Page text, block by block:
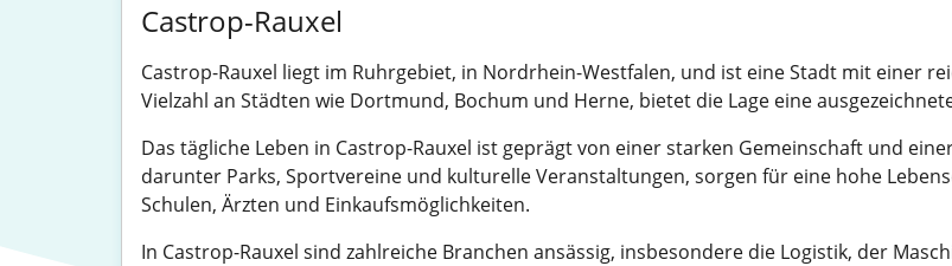
Castrop-Rauxel
Castrop-Rauxel liegt im Ruhrgebiet, in Nordrhein-Westfalen, und ist eine Stadt mit einer
Vielzahl an Städten wie Dortmund, Bochum und Herne, bietet die Lage eine
Das tägliche Leben in Castrop-Rauxel ist geprägt von einer starken Gemeinschaft und
darunter Parks, Sportvereine und kulturelle Veranstaltungen, sorgen für eine hohe
Schulen, Ärzten und Einkaufsmöglichkeiten.
In Castrop-Rauxel sind zahlreiche Branchen ansässig, insbesondere die Logistik, der